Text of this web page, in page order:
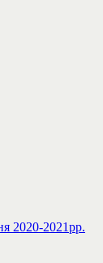
2020-2021рр.